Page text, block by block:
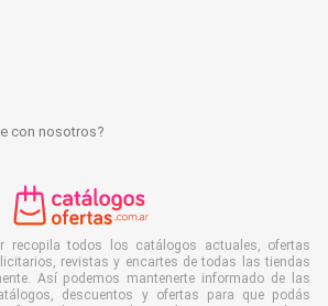
con nosotros?
recopila todos los catálogos actuales, ofertas
revistas y encartes de todas las tiendas
Así podemos mantenerte informado de las
descuentos y ofertas para que podás